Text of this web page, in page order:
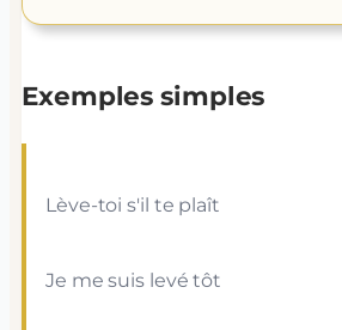
Exemples simples
Lève-toi s'il te plaît
Je me suis levé tôt